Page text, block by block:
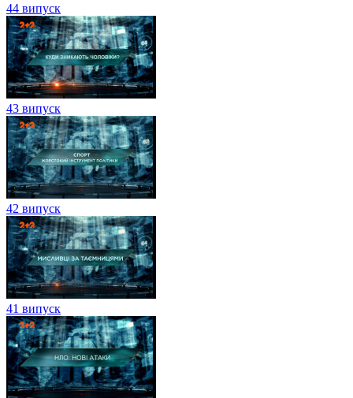
44 випуск
43 випуск
42 випуск
41 випуск